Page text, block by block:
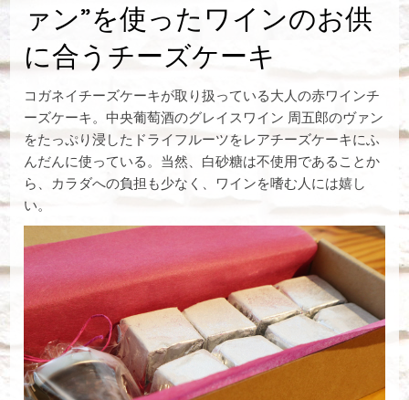
ァン”を使ったワインのお供
に合うチーズケーキ
コガネイチーズケーキが取り扱っている大人の赤ワインチ
ーズケーキ。中央葡萄酒のグレイスワイン 周五郎のヴァン
をたっぷり浸したドライフルーツをレアチーズケーキにふ
んだんに使っている。当然、白砂糖は不使用であることか
ら、カラダへの負担も少なく、ワインを嗜む人には嬉し
い。